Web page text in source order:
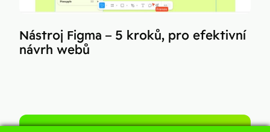
Nástroj Figma – 5 kroků, pro efektivní
návrh webů